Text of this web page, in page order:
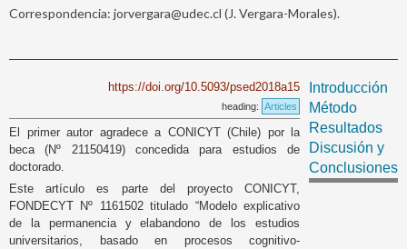
Correspondencia: jorvergara@udec.cl (J. Vergara-Morales).
https://doi.org/10.5093/psed2018a15
heading: Articles
El primer autor agradece a CONICYT (Chile) por la
beca (Nº 21150419) concedida para estudios de
doctorado.
Este artículo es parte del proyecto CONICYT,
FONDECYT Nº 1161502 titulado “Modelo explicativo
de la permanencia y elabandono de los estudios
universitarios, basado en procesos cognitivo-
Introducción
Método
Resultados
Discusión y
Conclusiones